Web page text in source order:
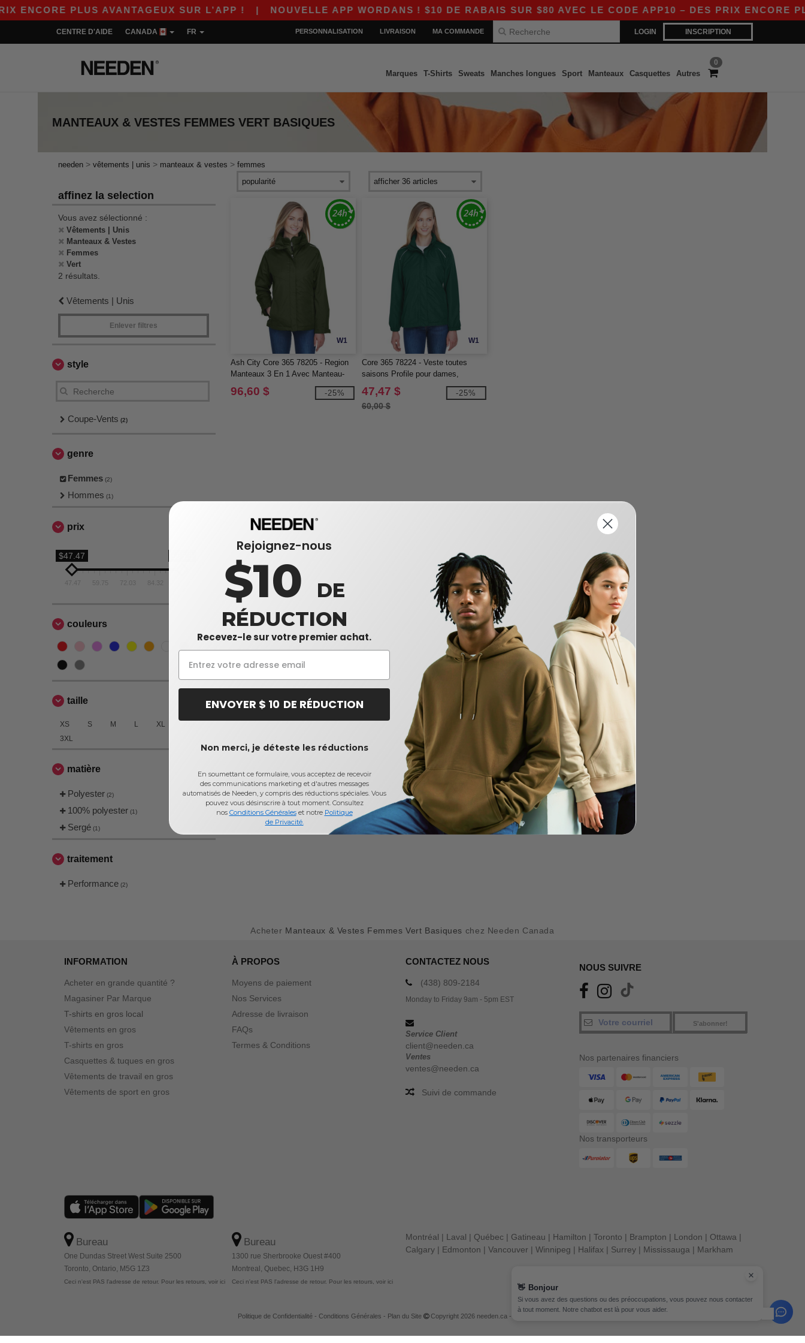
PLUS AVANTAGEUX SUR L’APP !| NOUVELLE APP WORDANS ! $10 DE RABAIS SUR $80 AVEC LE CODE APP10 – DES PRIX ENCORE
LOGIN INSCRIPTION
CENTRE D'AIDE CANADA FR PERSONNALISATION LIVRAISON MA COMMANDE
0
Marques T-Shirts Sweats Manches longues Sport Manteaux Casquettes Autres
MANTEAUX & VESTES FEMMES VERT BASIQUES
needen > vêtements | unis > manteaux & vestes > femmes
affinez la selection
Vous avez sélectionné :
Vêtements | Unis
Manteaux & Vestes
Femmes
Vert
2 résultats.
Vêtements | Unis
Enlever filtres
style
Coupe-Vents (2)
genre
Femmes (2)
Hommes (1)
prix
$47.47
47.47 59.75 72.03 84.32
couleurs
taille
XS S M L XL
3XL
matière
Polyester (2)
100% polyester (1)
Sergé (1)
traitement
Performance (2)
W1
Ash City Core 365 78205 - Region
Manteaux 3 En 1 Avec Manteau-
Doublure En Molleton Pour Femme
96,60 $ -25%
W1
Core 365 78224 - Veste toutes
saisons Profile pour dames,
doublée de polaire
47,47 $
60,00 $
-25%
Acheter Manteaux & Vestes Femmes Vert Basiques chez Needen Canada
INFORMATION
Acheter en grande quantité ?
Magasiner Par Marque
T-shirts en gros local
Vêtements en gros
T-shirts en gros
Casquettes & tuques en gros
Vêtements de travail en gros
Vêtements de sport en gros
À PROPOS
Moyens de paiement
Nos Services
Adresse de livraison
FAQs
Termes & Conditions
CONTACTEZ NOUS
(438) 809-2184
Monday to Friday 9am - 5pm EST
Service Client
client@needen.ca
Ventes
ventes@needen.ca
Suivi de commande
NOUS SUIVRE
S'abonner!
Nos partenaires financiers
Nos transporteurs
Bureau
One Dundas Street West Suite 2500
Toronto, Ontario, M5G 1Z3
Ceci n'est PAS l'adresse de retour. Pour les retours, voir ici
Bureau
1300 rue Sherbrooke Ouest #400
Montreal, Quebec, H3G 1H9
Ceci n'est PAS l'adresse de retour. Pour les retours, voir ici
Montréal | Laval | Québec | Gatineau | Hamilton | Toronto | Brampton | London | Ottawa |
Calgary | Edmonton | Vancouver | Winnipeg | Halifax | Surrey | Mississauga | Markham
Politique de Confidentialité- Conditions Générales - Plan du Site Copyright 2026 needen.ca - Tous droits réservés
Rejoignez-nous
$10 DE
RÉDUCTION
Recevez-le sur votre premier achat.
ENVOYER $ 10 DE RÉDUCTION
Non merci, je déteste les réductions
En soumettant ce formulaire, vous acceptez de recevoir
des communications marketing et d'autres messages
automatisés de Needen, y compris des réductions spéciales. Vous
pouvez vous désinscrire à tout moment. Consultez
nos Conditions Généraleset notre Politique
de Privacité.